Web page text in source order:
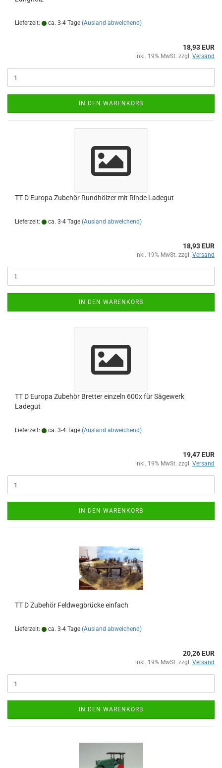
Lieferzeit: ca. 3-4 Tage (Ausland abweichend)
18,93 EUR
inkl. 19% MwSt. zzgl. Versand
IN DEN WARENKORB
TT D Europa Zubehör Rundhölzer mit Rinde Ladegut
Lieferzeit: ca. 3-4 Tage (Ausland abweichend)
18,93 EUR
inkl. 19% MwSt. zzgl. Versand
IN DEN WARENKORB
TT D Europa Zubehör Bretter einzeln 600x für Sägewerk
Ladegut
Lieferzeit: ca. 3-4 Tage (Ausland abweichend)
19,47 EUR
inkl. 19% MwSt. zzgl. Versand
IN DEN WARENKORB
TT D Zubehör Feldwegbrücke einfach
Lieferzeit: ca. 3-4 Tage (Ausland abweichend)
20,26 EUR
inkl. 19% MwSt. zzgl. Versand
IN DEN WARENKORB